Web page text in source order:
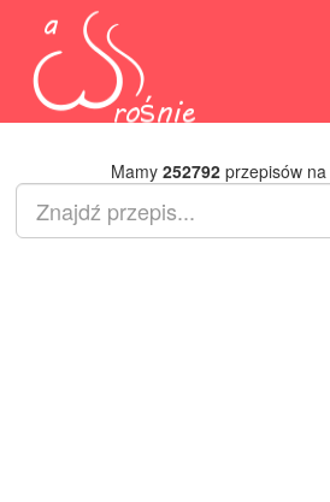
Mamy 252792przepisów na